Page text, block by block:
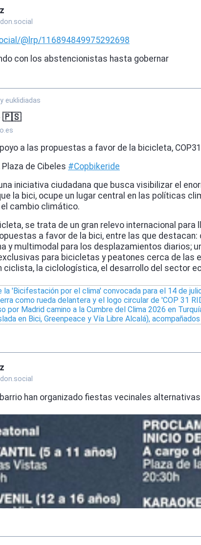
@lrp/116894849975292698
con los abstencionistas hasta gobernar
euklidiadas
🇵🇸
a las propuestas a favor de la bicicleta, COP31
de Cibeles #Copbikeride
iniciativa ciudadana que busca visibilizar el
la bici, ocupe un lugar central en las políticas
cambio climático.
se trata de un gran relevo internacional
a favor de la bici, entre las que
y multimodal para los desplazamientos diarios;
para bicicletas y peatones cerca de
la ciclologística, el desarrollo del sector
han organizado fiestas vecinales